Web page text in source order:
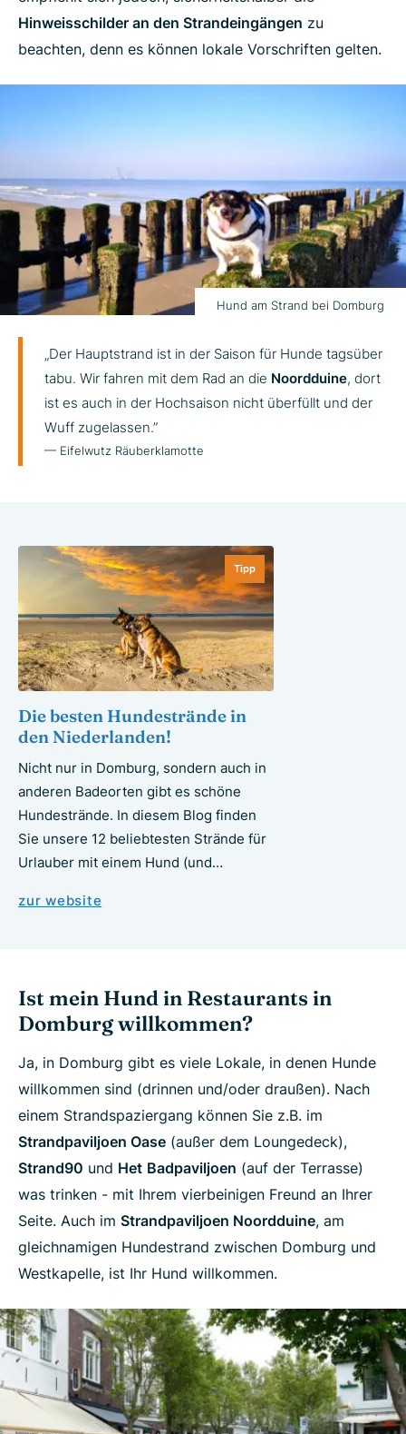
Hinweisschilder an den Strandeingängen zu
beachten, denn es können lokale Vorschriften gelten.
Hund am Strand bei Domburg
„Der Hauptstrand ist in der Saison für Hunde tagsüber
tabu. Wir fahren mit dem Rad an die Noordduine, dort
ist es auch in der Hochsaison nicht überfüllt und der
Wuff zugelassen.”
— Eifelwutz Räuberklamotte
Tipp
Die besten Hundestrände in
den Niederlanden!
Nicht nur in Domburg, sondern auch in
anderen Badeorten gibt es schöne
Hundestrände. In diesem Blog finden
Sie unsere 12 beliebtesten Strände für
Urlauber mit einem Hund (und…
zur website
Ist mein Hund in Restaurants in
Domburg willkommen?
Ja, in Domburg gibt es viele Lokale, in denen Hunde
willkommen sind (drinnen und/oder draußen). Nach
einem Strandspaziergang können Sie z.B. im
Strandpaviljoen Oase (außer dem Loungedeck),
Strand90 und Het Badpaviljoen (auf der Terrasse)
was trinken - mit Ihrem vierbeinigen Freund an Ihrer
Seite. Auch im Strandpaviljoen Noordduine, am
gleichnamigen Hundestrand zwischen Domburg und
Westkapelle, ist Ihr Hund willkommen.